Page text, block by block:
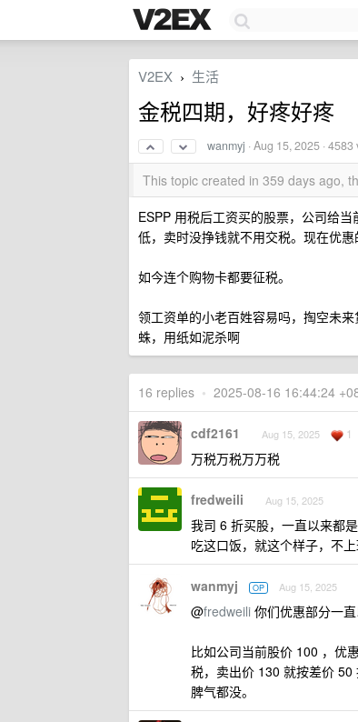
V2EX › 生活
金税四期，好疼好疼
wanmyj ·Aug 15, 2025 ·
This topic created in 359 days ago,
ESPP 用税后工资买的股票，公司给
低，卖时没挣钱就不用交税。现在优
如今连个购物卡都要征税。
领工资单的小老百姓容易吗，掏空未
蛛，用纸如泥杀啊
16 replies • 2025-08-16 16:44:24
cdf2161 Aug 15, 2025 1
万税万税万万税
fredweili Aug 15, 2025
我司 6 折买股，一直以来都
吃这口饭，就这个样子，不
wanmyj OP Aug 15, 2025
@fredweili 你们优惠部分一
比如公司当前股价 100 ，优
税，卖出价 130 就按差价
脾气都没。